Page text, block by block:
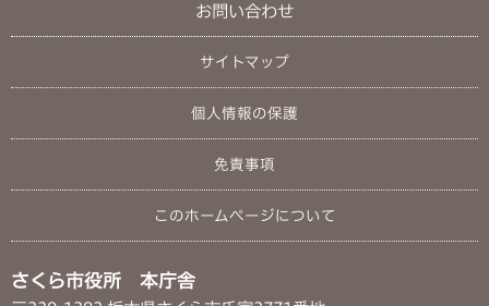
お問い合わせ
サイトマップ
個人情報の保護
免責事項
このホームページについて
さくら市役所 本庁舎